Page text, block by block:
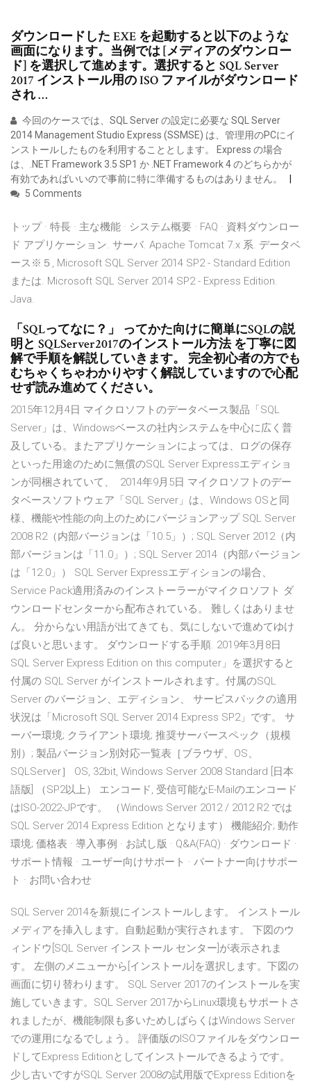
ダウンロードした EXE を起動すると以下のような
画面になります。当例では [メディアのダウンロー
ド] を選択して進めます。選択すると SQL Server
2017 インストール用の ISO ファイルがダウンロード
され …
今回のケースでは、SQL Server の設定に必要な SQL Server
2014 Management Studio Express (SSMSE) は、管理用のPCにイ
ンストールしたものを利用することとします。 Express の場合
は、.NET Framework 3.5 SP1 か .NET Framework 4 のどちらかが
有効であればいいので事前に特に準備するものはありません。
5 Comments
トップ · 特長 · 主な機能 · システム概要 · FAQ · 資料ダウンロー
ド アプリケーション. サーバ. Apache Tomcat 7.x 系. データベ
ース※５, Microsoft SQL Server 2014 SP2 - Standard Edition
または. Microsoft SQL Server 2014 SP2 - Express Edition.
Java.
「SQLってなに？」 ってかた向けに簡単にSQLの説
明と SQLServer2017のインストール方法 を丁寧に図
解で手順を解説していきます。 完全初心者の方でも
むちゃくちゃわかりやすく解説していますので心配
せず読み進めてください。
2015年12月4日 マイクロソフトのデータベース製品「SQL
Server」は、Windowsベースの社内システムを中心に広く普
及している。またアプリケーションによっては、ログの保存
といった用途のために無償のSQL Server Expressエディショ
ンが同梱されていて、 2014年9月5日 マイクロソフトのデー
タベースソフトウェア「SQL Server」は、Windows OSと同
様、機能や性能の向上のためにバージョンアップ SQL Server
2008 R2（内部バージョンは「10.5」）; SQL Server 2012（内
部バージョンは「11.0」）; SQL Server 2014（内部バージョン
は「12.0」） SQL Server Expressエディションの場合、
Service Pack適用済みのインストーラーがマイクロソフト ダ
ウンロードセンターから配布されている。 難しくはありませ
ん。 分からない用語が出てきても、気にしないで進めてゆけ
ば良いと思います。 ダウンロードする手順. 2019年3月8日
SQL Server Express Edition on this computer」を選択すると
付属の SQL Server がインストールされます。付属のSQL
Server のバージョン、エディション、 サービスパックの適用
状況は「Microsoft SQL Server 2014 Express SP2」です。 サ
ーバー環境; クライアント環境; 推奨サーバースペック（規模
別）; 製品バージョン別対応一覧表［ブラウザ、OS、
SQLServer］ OS, 32bit, Windows Server 2008 Standard [日本
語版] （SP2以上） エンコード, 受信可能なE-Mailのエンコード
はISO-2022-JPです。 （Windows Server 2012 / 2012 R2 では
SQL Server 2014 Express Edition となります） 機能紹介; 動作
環境; 価格表 · 導入事例 · お試し版 · Q&A(FAQ) · ダウンロード ·
サポート情報 · ユーザー向けサポート · パートナー向けサポー
ト · お問い合わせ
SQL Server 2014を新規にインストールします。 インストール
メディアを挿入します。自動起動が実行されます。 下図のウ
ィンドウ[SQL Server インストール センター]が表示されま
す。 左側のメニューから[インストール]を選択します。下図の
画面に切り替わります。 SQL Server 2017のインストールを実
施していきます。SQL Server 2017からLinux環境もサポートさ
れましたが、機能制限も多いためしばらくはWindows Server
での運用になるでしょう。 評価版のISOファイルをダウンロー
ドしてExpress Editionとしてインストールできるようです。
少し古いですがSQL Server 2008の試用版でExpress Editionを